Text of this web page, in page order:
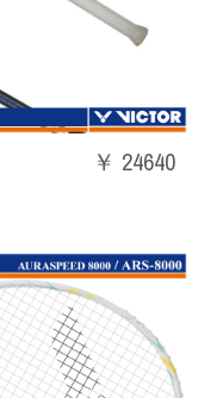
￥ 24640